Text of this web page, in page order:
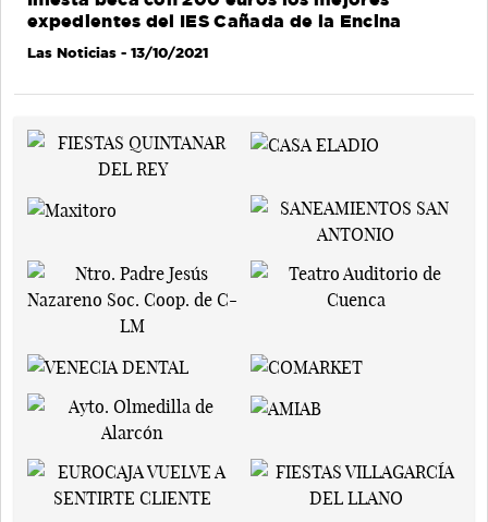
expedientes del IES Cañada de la Encina
Las Noticias - 13/10/2021